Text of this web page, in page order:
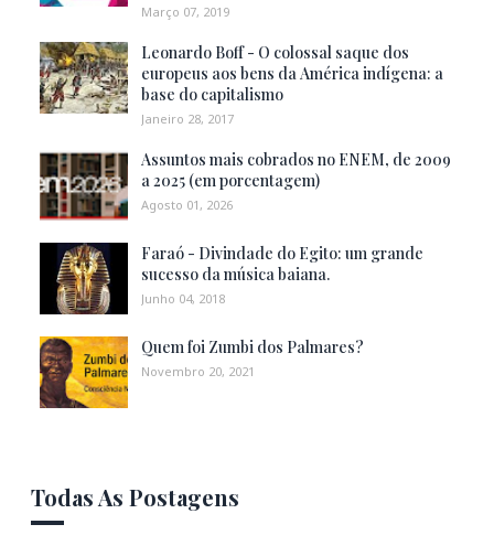
Março 07, 2019
Leonardo Boff - O colossal saque dos
europeus aos bens da América indígena: a
base do capitalismo
Janeiro 28, 2017
Assuntos mais cobrados no ENEM, de 2009
a 2025 (em porcentagem)
Agosto 01, 2026
Faraó - Divindade do Egito: um grande
sucesso da música baiana.
Junho 04, 2018
Quem foi Zumbi dos Palmares?
Novembro 20, 2021
Todas As Postagens